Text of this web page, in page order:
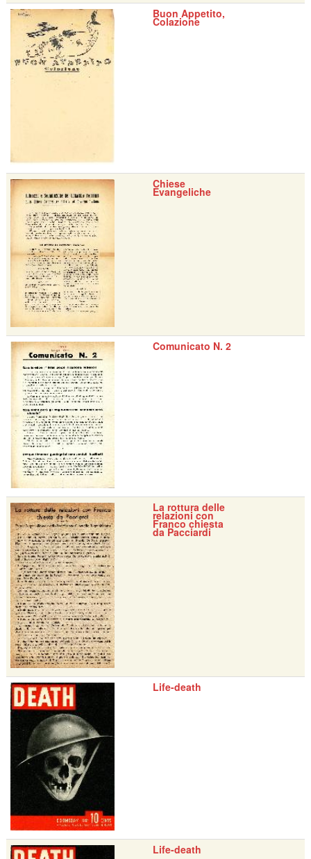
Buon Appetito,
Colazione
Chiese
Evangeliche
Comunicato N. 2
La rottura delle
relazioni con
Franco chiesta
da Pacciardi
Life-death
Life-death